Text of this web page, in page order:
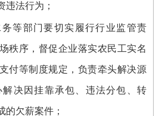
违法行为；
等部门要切实履行行业监管责
秩序，督促企业落实农民工实名
付等制度规定，负责牵头解决源
决因挂靠承包、违法分包、转
的欠薪案件；